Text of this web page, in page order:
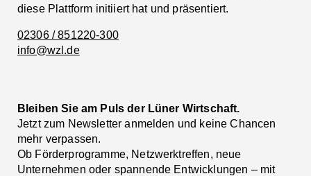
diese Plattform initiiert hat und präsentiert.
02306 / 851220-300
info@wzl.de
Bleiben Sie am Puls der Lüner Wirtschaft.
Jetzt zum Newsletter anmelden und keine Chancen
mehr verpassen.
Ob Förderprogramme, Netzwerktreffen, neue
Unternehmen oder spannende Entwicklungen – mit